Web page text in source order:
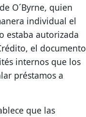
O´Byrne, quien
individual el
estaba autorizada
el documento
internos que los
préstamos a
que las